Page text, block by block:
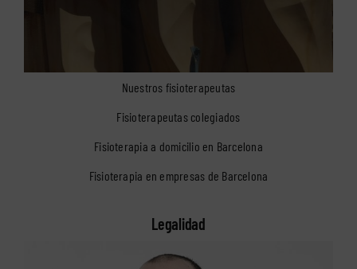
Nuestros fisioterapeutas
Fisioterapeutas colegiados
Fisioterapia a domicilio en Barcelona
Fisioterapia en empresas de Barcelona
Legalidad